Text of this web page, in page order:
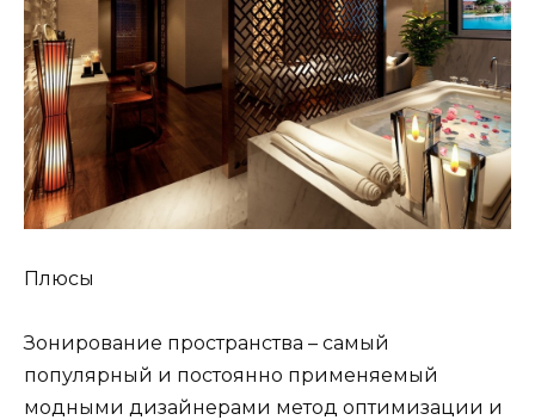
Плюсы
Зонирование пространства – самый
популярный и постоянно применяемый
модными дизайнерами метод оптимизации и